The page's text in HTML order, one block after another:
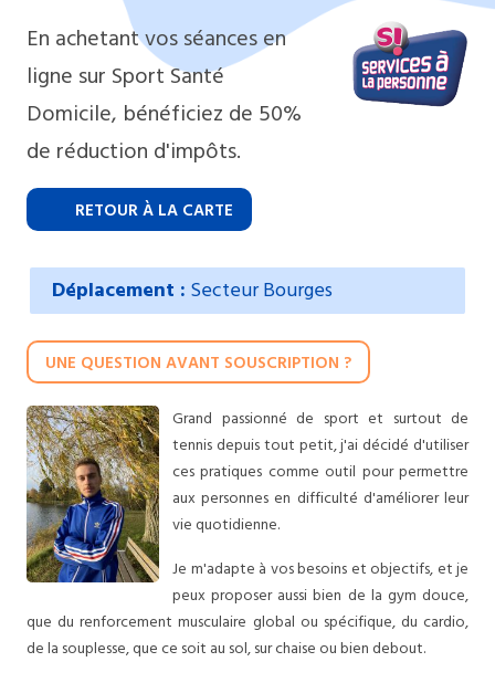
En achetant vos séances en
ligne sur Sport Santé
Domicile, bénéficiez de 50%
de réduction d'impôts.
RETOUR À LA CARTE
Déplacement : Secteur Bourges
UNE QUESTION AVANT SOUSCRIPTION ?
Grand passionné de sport et surtout de
tennis depuis tout petit, j'ai décidé d'utiliser
ces pratiques comme outil pour permettre
aux personnes en difficulté d'améliorer leur
vie quotidienne.
Je m'adapte à vos besoins et objectifs, et je
peux proposer aussi bien de la gym douce,
que du renforcement musculaire global ou spécifique, du cardio,
de la souplesse, que ce soit au sol, sur chaise ou bien debout.